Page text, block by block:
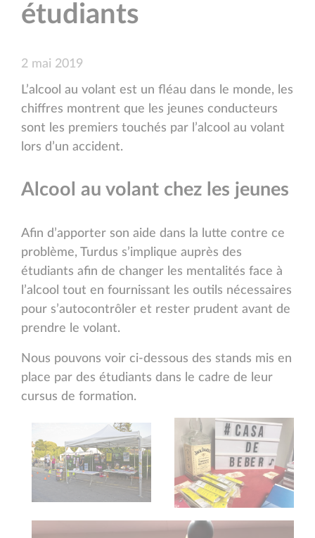
étudiants
2 mai 2019
L’alcool au volant est un fléau dans le monde, les
chiffres montrent que les jeunes conducteurs
sont les premiers touchés par l’alcool au volant
lors d’un accident.
Alcool au volant chez les jeunes
Afin d’apporter son aide dans la lutte contre ce
problème, Turdus s’implique auprès des
étudiants afin de changer les mentalités face à
l’alcool tout en fournissant les outils nécessaires
pour s’autocontrôler et rester prudent avant de
prendre le volant.
Nous pouvons voir ci-dessous des stands mis en
place par des étudiants dans le cadre de leur
cursus de formation.